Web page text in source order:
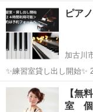
ピア
加古川
✨練習室貸し出し開始✨ 24時間使用可能な防音室を完備しています。
練習したいのに夜の遅
する場所を見つけるのが
な声にお応えして練習...
兵庫 加古川市
【無
室 個